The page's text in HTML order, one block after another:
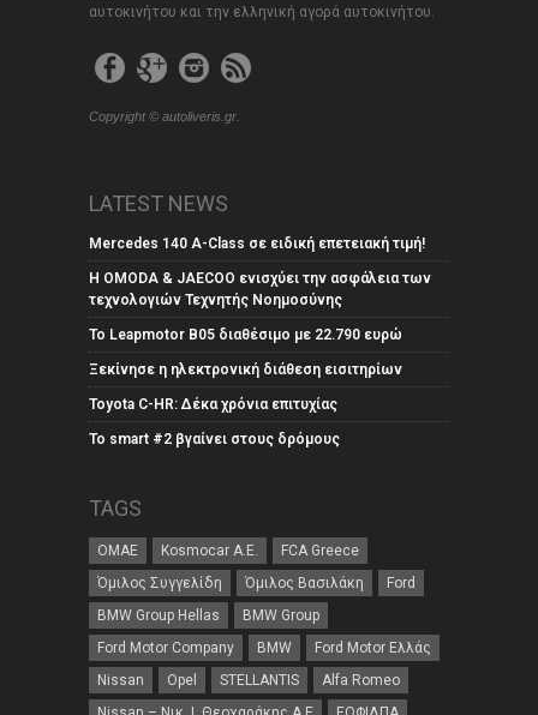
αυτοκινήτου και την ελληνική αγορά αυτοκινήτου.
Copyright © autoliveris.gr.
LATEST NEWS
Mercedes 140 A-Class σε ειδική επετειακή τιμή!
Η OMODA & JAECOO ενισχύει την ασφάλεια των
τεχνολογιών Τεχνητής Νοημοσύνης
Το Leapmotor B05 διαθέσιμο με 22.790 ευρώ
Ξεκίνησε η ηλεκτρονική διάθεση εισιτηρίων
Toyota C-HR: Δέκα χρόνια επιτυχίας
Το smart #2 βγαίνει στους δρόμους
TAGS
ΟΜΑΕ Kosmocar Α.Ε.
FCA Greece
Όμιλος Συγγελίδη
Όμιλος Βασιλάκη
Ford
BMW Group Hellas
BMW Group
Ford Motor Company
BMW
Ford Motor Ελλάς
Nissan
Opel STELLANTIS
Alfa Romeo